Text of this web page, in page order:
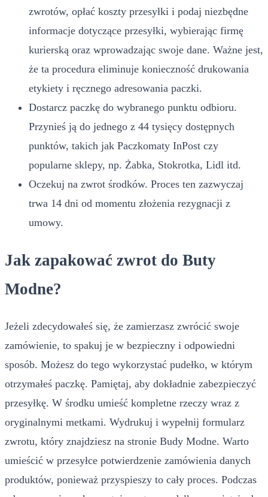
zwrotów, opłać koszty przesyłki i podaj niezbędne
informacje dotyczące przesyłki, wybierając firmę
kurierską oraz wprowadzając swoje dane. Ważne jest,
że ta procedura eliminuje konieczność drukowania
etykiety i ręcznego adresowania paczki.
Dostarcz paczkę do wybranego punktu odbioru.
Przynieś ją do jednego z 44 tysięcy dostępnych
punktów, takich jak Paczkomaty InPost czy
popularne sklepy, np. Żabka, Stokrotka, Lidl itd.
Oczekuj na zwrot środków. Proces ten zazwyczaj
trwa 14 dni od momentu złożenia rezygnacji z
umowy.
Jak zapakować zwrot do Buty
Modne?
Jeżeli zdecydowałeś się, że zamierzasz zwrócić swoje
zamówienie, to spakuj je w bezpieczny i odpowiedni
sposób. Możesz do tego wykorzystać pudełko, w którym
otrzymałeś paczkę. Pamiętaj, aby dokładnie zabezpieczyć
przesyłkę. W środku umieść kompletne rzeczy wraz z
oryginalnymi metkami. Wydrukuj i wypełnij formularz
zwrotu, który znajdziesz na stronie Budy Modne. Warto
umieścić w przesyłce potwierdzenie zamówienia danych
produktów, ponieważ przyspieszy to cały proces. Podczas